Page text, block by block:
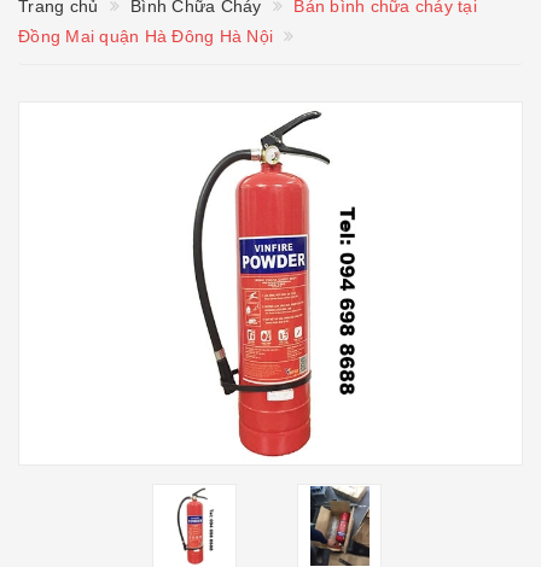
Trang chủ Bình Chữa Cháy
Bán bình chữa cháy tại
Đồng Mai quận Hà Đông Hà Nội